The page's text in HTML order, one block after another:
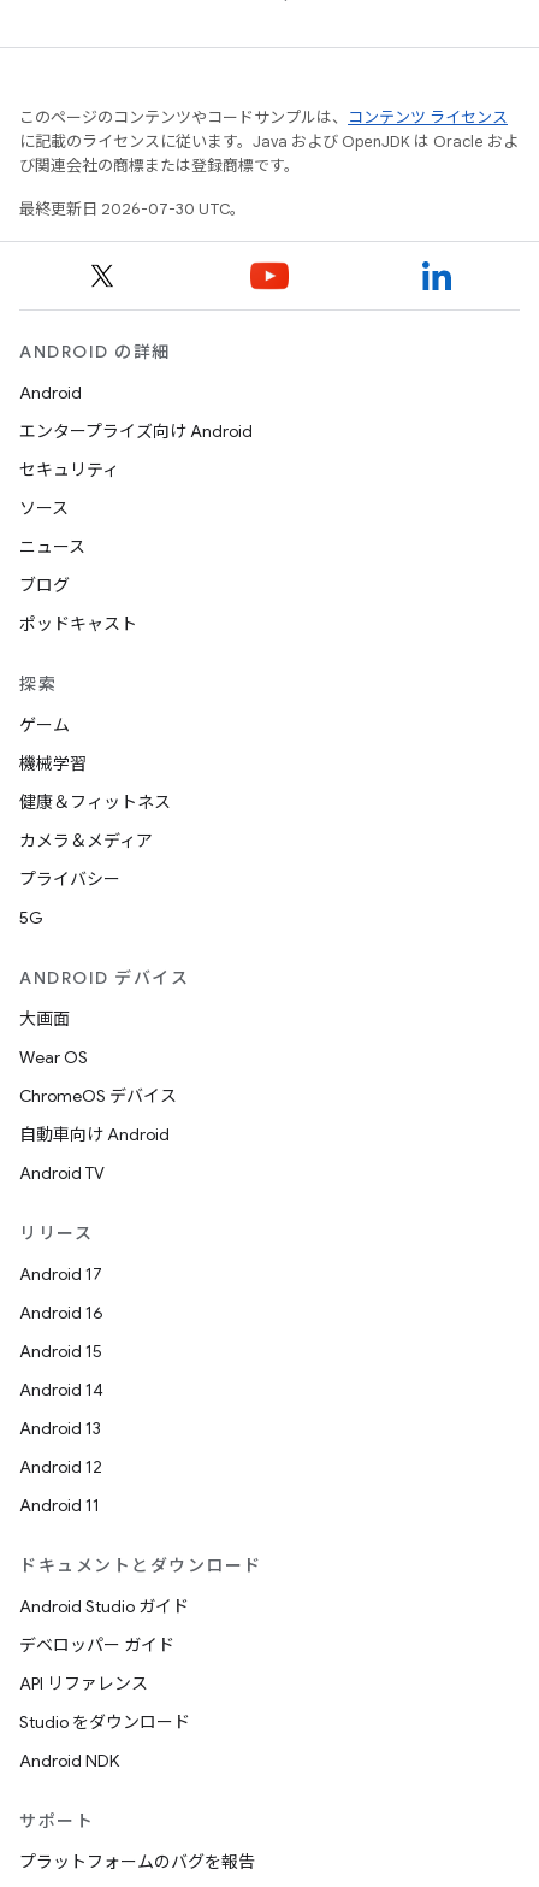
このページのコンテンツやコードサンプルは、
コンテンツ ライセンス
に記載のライセンスに従います。Java および OpenJDK は Oracle およ
び関連会社の商標または登録商標です。
最終更新日 2026-07-30 UTC。
ANDROID の詳細
Android
エンタープライズ向け Android
セキュリティ
ソース
ニュース
ブログ
ポッドキャスト
探索
ゲーム
機械学習
健康＆フィットネス
カメラ＆メディア
プライバシー
5G
ANDROID デバイス
大画面
Wear OS
ChromeOS デバイス
自動車向け Android
Android TV
リリース
Android 17
Android 16
Android 15
Android 14
Android 13
Android 12
Android 11
ドキュメントとダウンロード
Android Studio ガイド
デベロッパー ガイド
API リファレンス
Studio をダウンロード
Android NDK
サポート
プラットフォームのバグを報告